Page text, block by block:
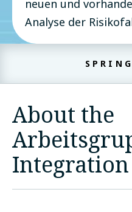
neuen und
Analyse der
About the
Integration